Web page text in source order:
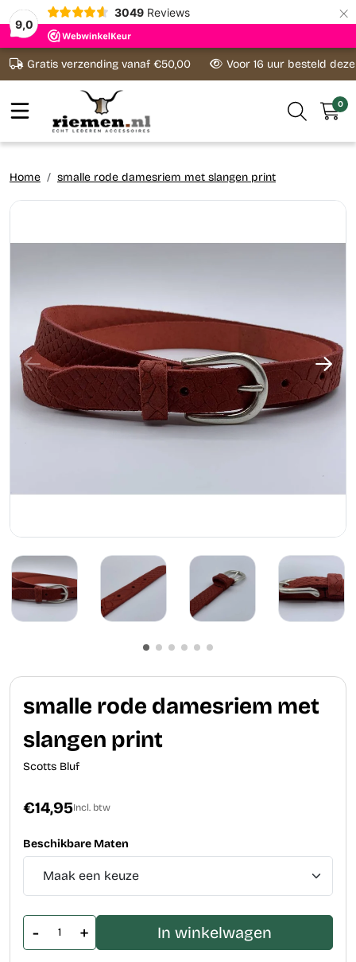
9,0
3049 Reviews ×
Ga naar content
Gratis verzending vanaf €50,00 Voor 16 uur besteld
0
Home smalle rode damesriem met slangen print
smalle rode damesriem met
slangen print
Scotts Bluf
€14,95Incl. btw
Beschikbare Maten
- + In winkelwagen